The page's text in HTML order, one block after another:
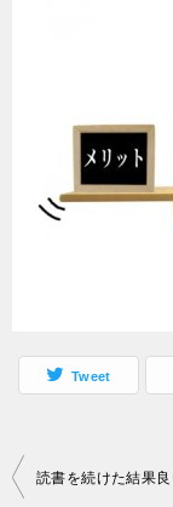
Tweet
投